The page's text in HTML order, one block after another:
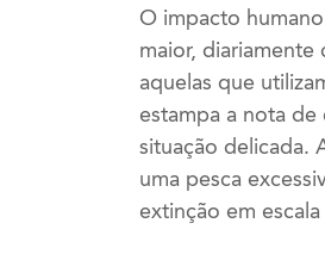
O impacto
maior,
aquelas que
estampa a nota
situação delicada.
uma pesca
extinção em